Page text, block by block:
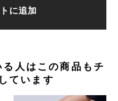
に追加
人はこの商品もチ
ています